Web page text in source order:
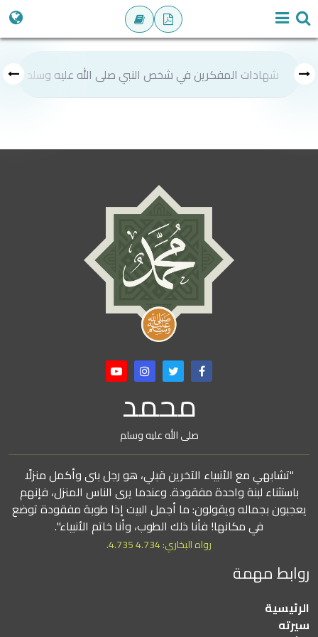
شهادات المفكرين في شخص النبي صلى الله عليه وسلم
محمد
صلى الله عليه وسلم
"تشابهي مع الأنبياء الآخرين قبلي، هو رجل بنى وأكمل منزلًا
باستثناء لبنة واحدة مفقودة. وعندما يرى الناس المنزل، فإنهم
يعجبون بجماله ويقولون: ما أجمل البيت إذا طوبة مفقودة توضع
في مكانها! فأنا ذلك الطوب، وأنا خاتم الأنبياء".
رواه البخاري: 4.734 4.735.
روابط مهمة
الرئيسية
سيرته